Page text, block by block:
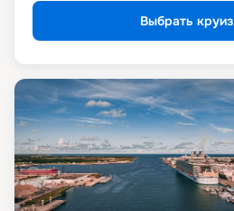
Выбрать круиз